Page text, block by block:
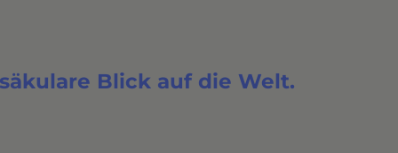
Blick auf die Welt.